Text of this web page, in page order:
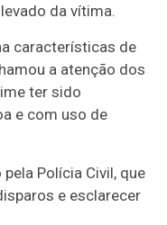
da vítima.
características de
a atenção dos
ter sido
e com uso de
Polícia Civil, que
e esclarecer